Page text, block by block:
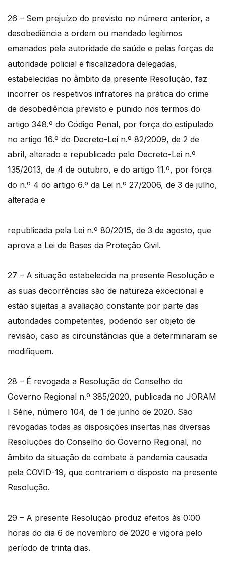
26 – Sem prejuízo do previsto no número anterior, a
desobediência a ordem ou mandado legítimos
emanados pela autoridade de saúde e pelas forças de
autoridade policial e fiscalizadora delegadas,
estabelecidas no âmbito da presente Resolução, faz
incorrer os respetivos infratores na prática do crime
de desobediência previsto e punido nos termos do
artigo 348.º do Código Penal, por força do estipulado
no artigo 16.º do Decreto-Lei n.º 82/2009, de 2 de
abril, alterado e republicado pelo Decreto-Lei n.º
135/2013, de 4 de outubro, e do artigo 11.º, por força
do n.º 4 do artigo 6.º da Lei n.º 27/2006, de 3 de julho,
alterada e
republicada pela Lei n.º 80/2015, de 3 de agosto, que
aprova a Lei de Bases da Proteção Civil.
27 – A situação estabelecida na presente Resolução e
as suas decorrências são de natureza excecional e
estão sujeitas a avaliação constante por parte das
autoridades competentes, podendo ser objeto de
revisão, caso as circunstâncias que a determinaram se
modifiquem.
28 – É revogada a Resolução do Conselho do
Governo Regional n.º 385/2020, publicada no JORAM
I Série, número 104, de 1 de junho de 2020. São
revogadas todas as disposições insertas nas diversas
Resoluções do Conselho do Governo Regional, no
âmbito da situação de combate à pandemia causada
pela COVID-19, que contrariem o disposto na presente
Resolução.
29 – A presente Resolução produz efeitos às 0:00
horas do dia 6 de novembro de 2020 e vigora pelo
período de trinta dias.